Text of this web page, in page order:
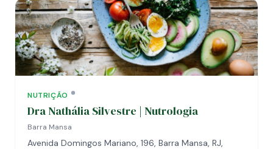
NUTRIÇÃO
Dra Nathália Silvestre | Nutrologia
Barra Mansa
Avenida Domingos Mariano, 196, Barra Mansa, RJ,